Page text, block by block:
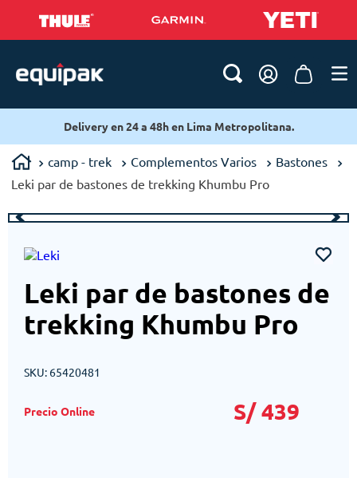
Delivery en 24 a 48h en Lima Metropolitana.
camp - trek Complementos Varios
Bastones
Leki par de bastones de trekking Khumbu Pro
Leki par de bastones de
trekking Khumbu Pro
SKU: 65420481
S/ 439